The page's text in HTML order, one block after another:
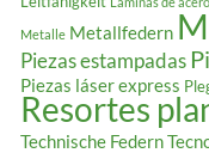
Metalle Metallfedern
Piezas estampadas
Piezas láser express
Resortes
Technische Federn